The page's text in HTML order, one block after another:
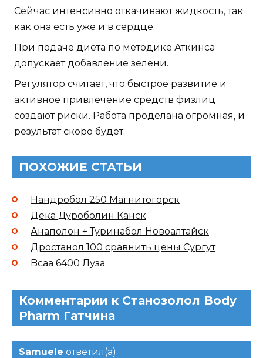
Сейчас интенсивно откачивают жидкость, так
как она есть уже и в сердце.
При подаче диета по методике Аткинса
допускает добавление зелени.
Регулятор считает, что быстрое развитие и
активное привлечение средств физлиц
создают риски. Работа проделана огромная, и
результат скоро будет.
ПОХОЖИЕ СТАТЬИ
Нандробол 250 Магнитогорск
Дека Дуроболин Канск
Анаполон + Туринабол Новоалтайск
Дростанол 100 сравнить цены Сургут
Bcaa 6400 Луза
Комментарии к Станозолол Body
Pharm Гатчина
Samuele ответил(а)